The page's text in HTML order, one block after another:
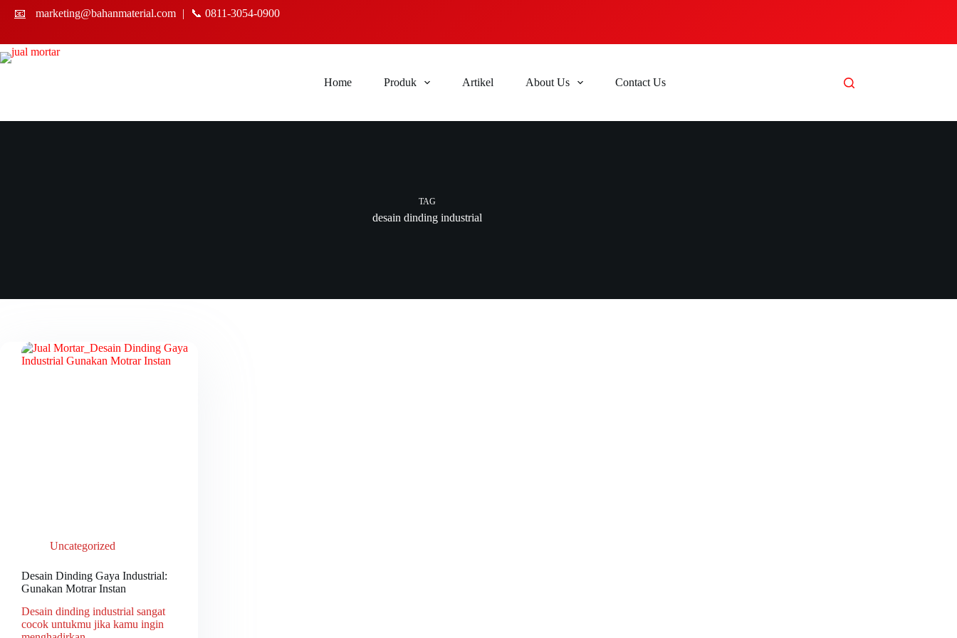
📧 marketing@bahanmaterial.com | 📞 0811-3054-0900
Home Produk Artikel About Us Contact Us
TAG
desain dinding industrial
Uncategorized
Desain Dinding Gaya Industrial:
Gunakan Motrar Instan
Desain dinding industrial sangat
cocok untukmu jika kamu ingin